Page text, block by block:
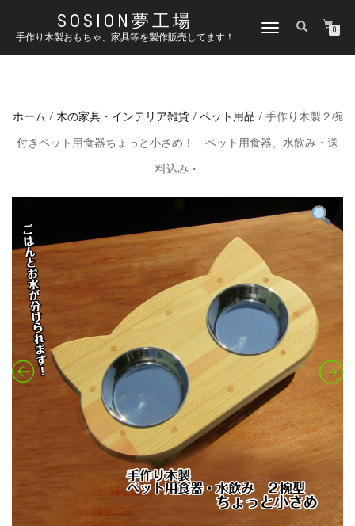
SOSION夢工場
手作り木製おもちゃ、家具等を製作販売してます！
ナ
ゲ
ン
切
0
ホーム / 木の家具・インテリア雑貨/ ペット用品 / 手作り木製２椀
付きペット用食器ちょっと小さめ！ ペット用食器、水飲み・送
料込み・